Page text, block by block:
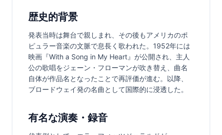
歴史的背景
発表当時は舞台で親しまれ、その後もアメリカのポ
ピュラー音楽の文脈で息長く歌われた。1952年には
映画『With a Song in My Heart』が公開され、主人
公の歌唱をジェーン・フローマンが吹き替え、曲名
自体が作品名となったことで再評価が進む。以降、
ブロードウェイ発の名曲として国際的に浸透した。
有名な演奏・録音